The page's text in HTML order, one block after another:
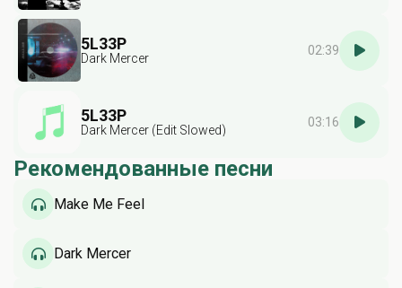
5L33P
Dark Mercer
02:39
5L33P
Dark Mercer (Edit Slowed)
03:16
Рекомендованные песни
Make Me Feel
Dark Mercer